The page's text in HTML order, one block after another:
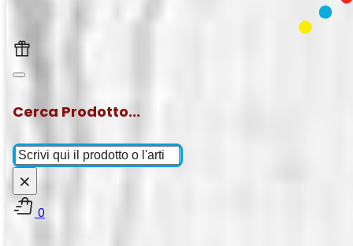
Cerca Prodotto...
Cerca
×
0